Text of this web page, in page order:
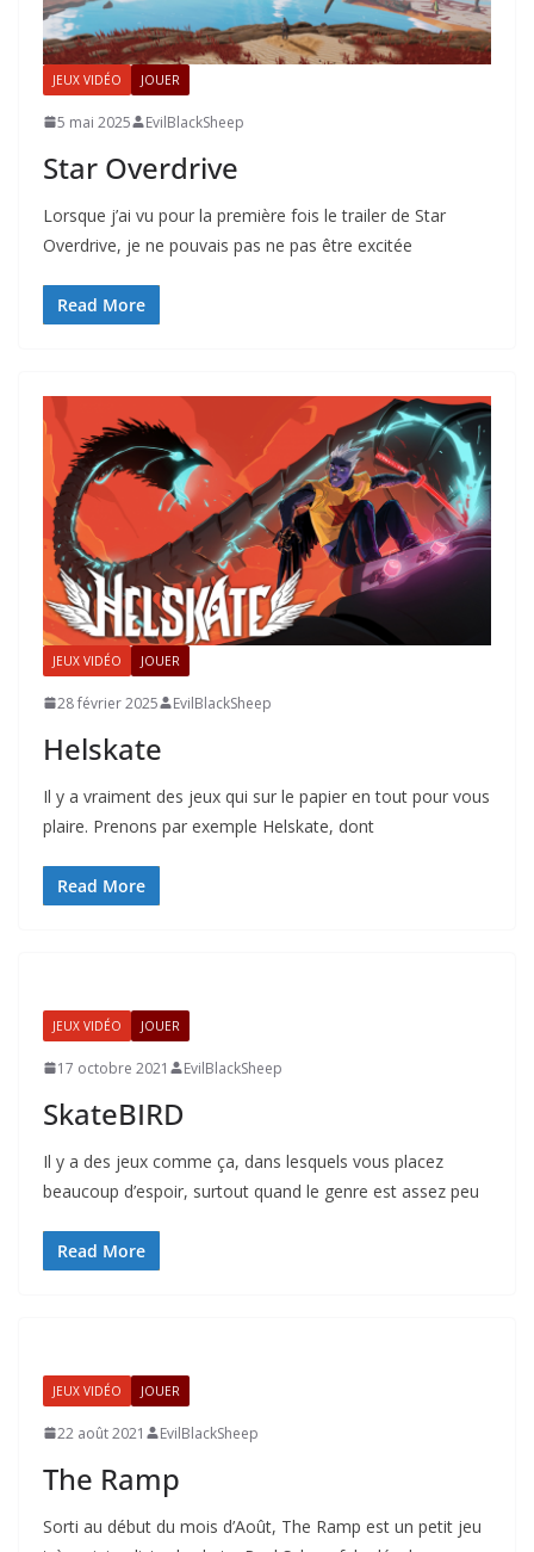
JEUX VIDÉO JOUER
5 mai 2025 EvilBlackSheep
Star Overdrive
Lorsque j’ai vu pour la première fois le trailer de Star
Overdrive, je ne pouvais pas ne pas être excitée
Read More
JEUX VIDÉO JOUER
28 février 2025 EvilBlackSheep
Helskate
Il y a vraiment des jeux qui sur le papier en tout pour vous
plaire. Prenons par exemple Helskate, dont
Read More
JEUX VIDÉO JOUER
17 octobre 2021 EvilBlackSheep
SkateBIRD
Il y a des jeux comme ça, dans lesquels vous placez
beaucoup d’espoir, surtout quand le genre est assez peu
Read More
JEUX VIDÉO JOUER
22 août 2021 EvilBlackSheep
The Ramp
Sorti au début du mois d’Août, The Ramp est un petit jeu